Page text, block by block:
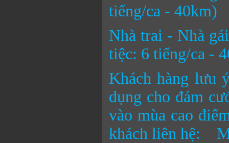
tiếng/ca - 40km)
Nhà trai - Nhà
tiệc: 6 tiếng/ca -
Khách hàng lưu
dụng cho đám
vào mùa cao
khách liên hệ: